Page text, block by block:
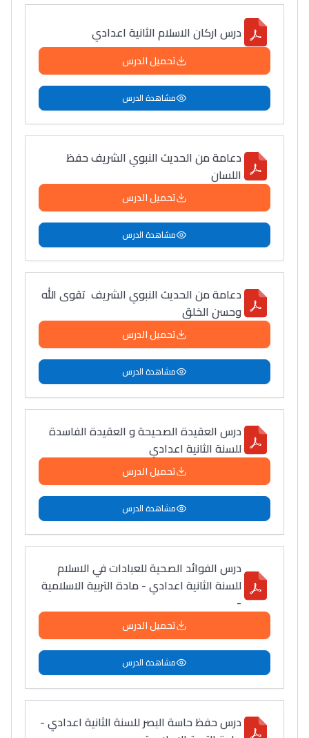
درس اركان الاسلام الثانية اعدادي
تحميل الدرس
مشاهدة الدرس
دعامة من الحديث النبوي الشريف حفظ
اللسان
تحميل الدرس
مشاهدة الدرس
دعامة من الحديث النبوي الشريف تقوى الله
وحسن الخلق
تحميل الدرس
مشاهدة الدرس
درس العقيدة الصحيحة و العقيدة الفاسدة
للسنة الثانية اعدادي
تحميل الدرس
مشاهدة الدرس
درس الفوائد الصحية للعبادات في الاسلام
للسنة الثانية اعدادي - مادة التربية الاسلامية
-
تحميل الدرس
مشاهدة الدرس
درس حفظ حاسة البصر للسنة الثانية اعدادي -